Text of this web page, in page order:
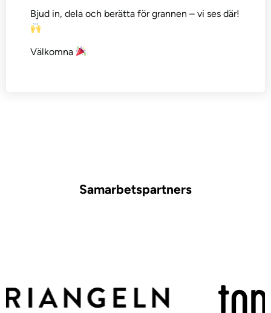
Bjud in, dela och berätta för grannen – vi ses där!
Välkomna
Samarbetspartners